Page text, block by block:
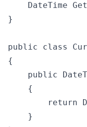
DateTime
}
public class
{
public
    {
return
    }